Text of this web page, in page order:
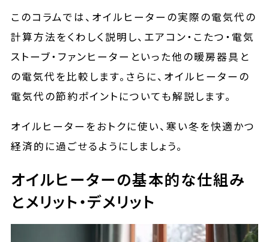
このコラムでは、オイルヒーターの実際の電気代の
計算方法をくわしく説明し、エアコン・こたつ・電気
ストーブ・ファンヒーターといった他の暖房器具と
の電気代を比較します。さらに、オイルヒーターの
電気代の節約ポイントについても解説します。
オイルヒーターをおトクに使い、寒い冬を快適かつ
経済的に過ごせるようにしましょう。
オイルヒーターの基本的な仕組み
とメリット・デメリット